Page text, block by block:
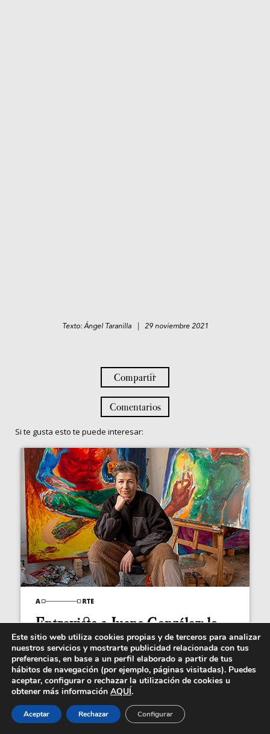
Texto: Ángel Taranilla | 29 noviembre 2021
Compartir
Comentarios
Si te gusta esto te puede interesar:
Entrevista a Juana González: lo
cotidiano se...
Entrevista a Juana González, artista invitada de la
feria MARTE este año, una pintura valiente...
Este sitio web utiliza cookies propias y de terceros para analizar
nuestros servicios y mostrarte publicidad relacionada con tus
preferencias, en base a un perfil elaborado a partir de tus
hábitos de navegación (por ejemplo, páginas visitadas). Puedes
aceptar, configurar o rechazar la utilización de cookies u
obtener más información AQUÍ.
Aceptar Rechazar Configurar